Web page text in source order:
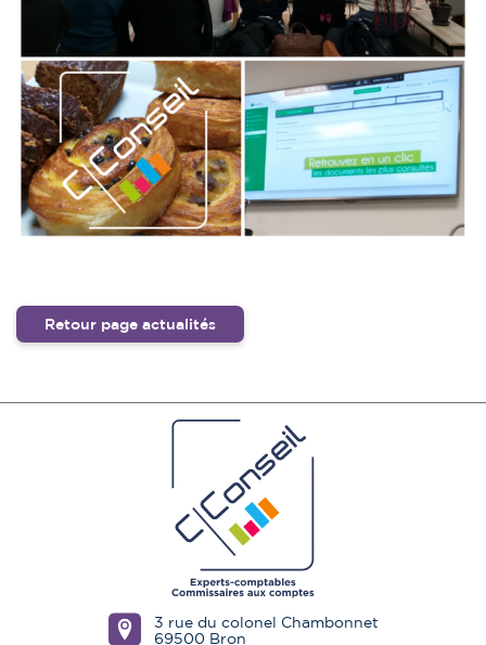
Retour page actualités
3 rue du colonel Chambonnet
69500 Bron